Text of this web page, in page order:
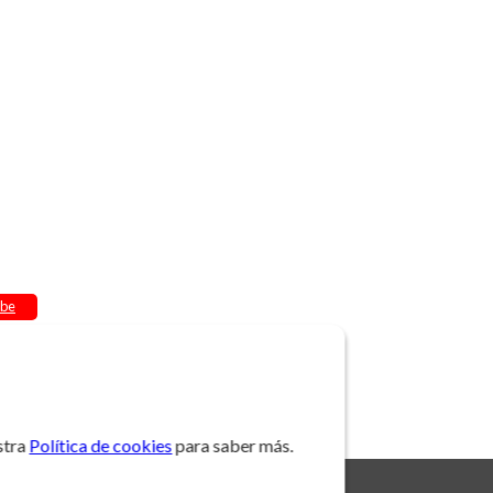
Política de cookiespara saber más.